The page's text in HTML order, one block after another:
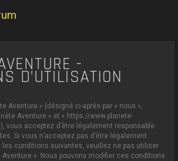
-
D’UTILISATION
Aventure » (désigné ci-après par « nous »,
Aventure » et « https://www.planete-
vous acceptez d’être légalement responsable
Si vous n’acceptez pas d’être légalement
les conditions suivantes, veuillez ne pas utiliser
Aventure ». Nous pouvons modifier ces conditions